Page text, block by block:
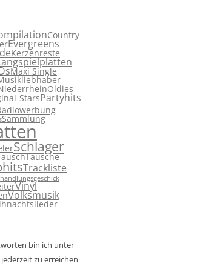
Country
Evergreens
Kerzenreste
Maxi Single
Oldies
StarsPartyhits
Sammlung
Schlager
Tausche
Trackliste
Vinyl
Volksmusik
bin ich unter
zu erreichen